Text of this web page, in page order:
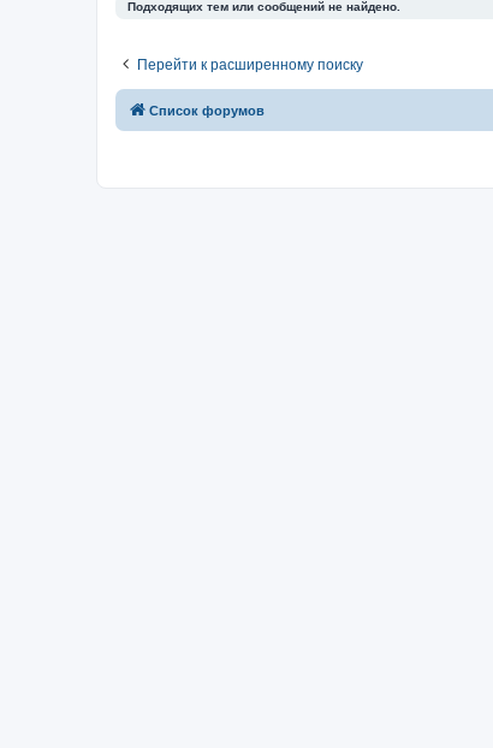
Подходящих тем или сообщений не найдено.
Перейти к расширенному поиску
Список форумов